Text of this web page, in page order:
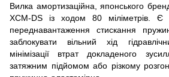
Вилка амортизаційна, японського
XCM-DS із ходом 80 міліметрів. Є
переднавантаження стискання
заблокувати вільний хід
мінімізації втрат докладеного
затяжним підйомом або різкому